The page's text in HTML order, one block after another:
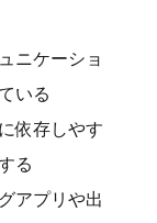
ニケーショ
いる
依存しやす
る
アプリや出